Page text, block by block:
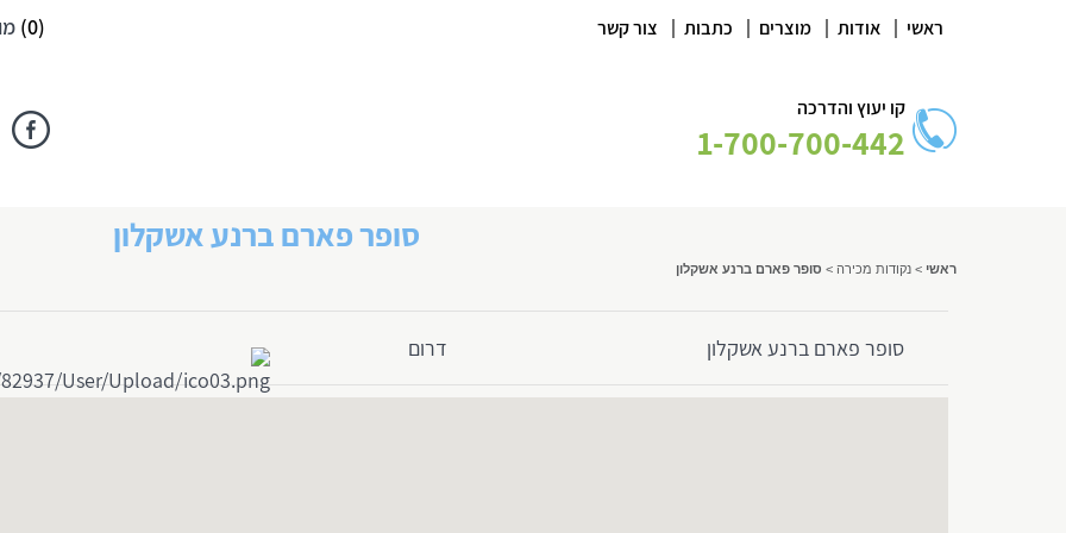
ראשי | אודות | מוצרים | כתבות | צור קשר (
0
)
קו יעוץ והדרכה
1-700-700-442
סופר פארם ברנע אשקלון
ראשי > נקודות מכירה > סופר פארם ברנע אשקלון
סופר פארם ברנע אשקלון דרום